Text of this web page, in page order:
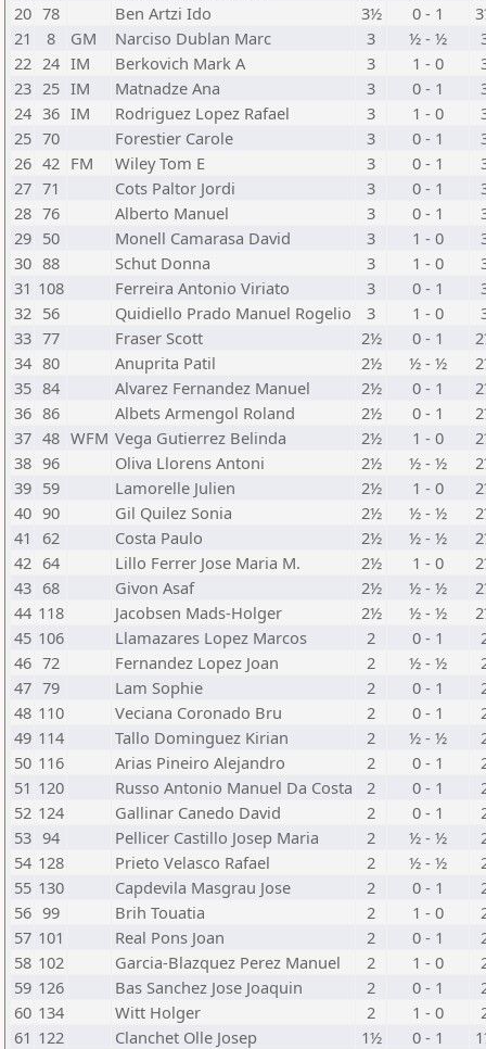
20 78 Ben Artzi Ido 3½ 0 - 1
21
8 GM Narciso Dublan Marc 3 ½ - ½
22 24 IM Berkovich Mark A 3 1 - 0
23 25 IM Matnadze Ana 3 0 - 1
24 36 IM Rodriguez Lopez Rafael 3 1 - 0
25 70 Forestier Carole 3 0 - 1
26 42 FM Wiley Tom E 3 0 - 1
27 71 Cots Paltor Jordi 3 0 - 1
28 76 Alberto Manuel 3 0 - 1
29 50 Monell Camarasa David 3 1 - 0
30 88 Schut Donna 3 1 - 0
31 108 Ferreira Antonio Viriato 3 0 - 1
32 56 Quidiello Prado Manuel Rogelio 3 1 - 0
33 77 Fraser Scott 2½ 0 - 1
34 80 Anuprita Patil 2½ ½ - ½
35 84 Alvarez Fernandez Manuel 2½ 0 - 1
36 86 Albets Armengol Roland 2½ 0 - 1
37 48 WFM Vega Gutierrez Belinda 2½ 1 - 0
38 96 Oliva Llorens Antoni 2½ ½ - ½
39 59 Lamorelle Julien 2½ 1 - 0
40 90 Gil Quilez Sonia 2½ ½ - ½
41
62 Costa Paulo 2½ ½ - ½
42 64 Lillo Ferrer Jose Maria M. 2½ 1 - 0
43 68 Givon Asaf 2½ ½ - ½
44 118 Jacobsen Mads-Holger 2½ ½ - ½
45 106 Llamazares Lopez Marcos 2 0 - 1
46 72 Fernandez Lopez Joan 2 ½ - ½
47 79 Lam Sophie 2 0 - 1
48 110 Veciana Coronado Bru 2 0 - 1
49 114 Tallo Dominguez Kirian 2 ½ - ½
50 116 Arias Pineiro Alejandro 2 0 - 1
51 120 Russo Antonio Manuel Da Costa 2 0 - 1
52 124 Gallinar Canedo David 2 0 - 1
53 94 Pellicer Castillo Josep Maria 2 ½ - ½
54 128 Prieto Velasco Rafael 2 ½ - ½
55 130 Capdevila Masgrau Jose 2 0 - 1
56 99 Brih Touatia 2 1 - 0
57 101 Real Pons Joan 2 0 - 1
58 102 Garcia-Blazquez Perez Manuel 2 1 - 0
59 126 Bas Sanchez Jose Joaquin 2 0 - 1
60 134 Witt Holger 2 1 - 0
61 122 Clanchet Olle Josep 1½ 0 - 1